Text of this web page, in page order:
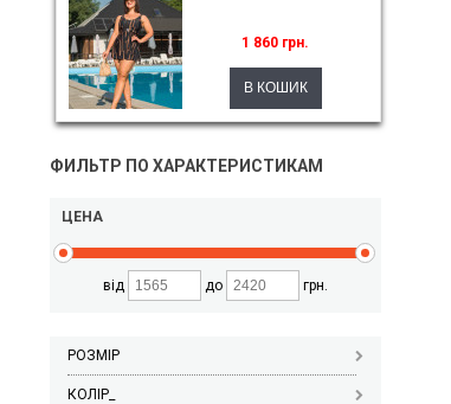
1 860 грн.
ФИЛЬТР ПО ХАРАКТЕРИСТИКАМ
ЦЕНА
від до грн.
РОЗМІР
КОЛІР_